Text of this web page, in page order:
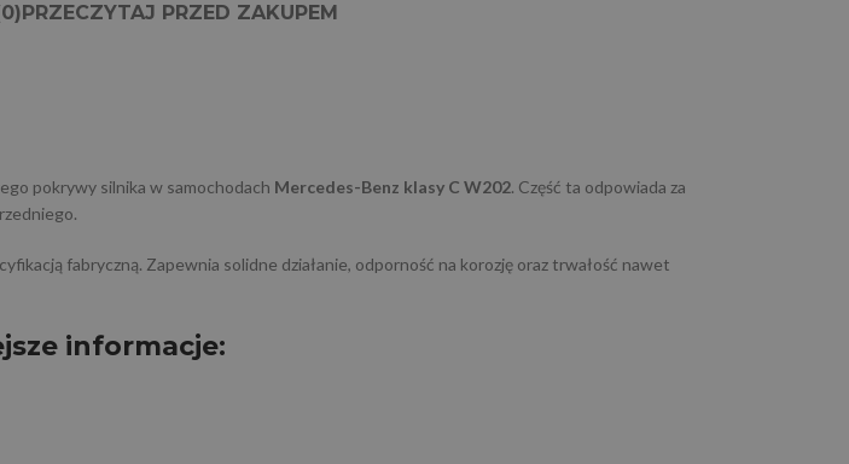
PRZECZYTAJ PRZED ZAKUPEM
pokrywy silnika w samochodach Mercedes-Benz klasy C W202. Część ta odpowiada za
fabryczną. Zapewnia solidne działanie, odporność na korozję oraz trwałość nawet
informacje: